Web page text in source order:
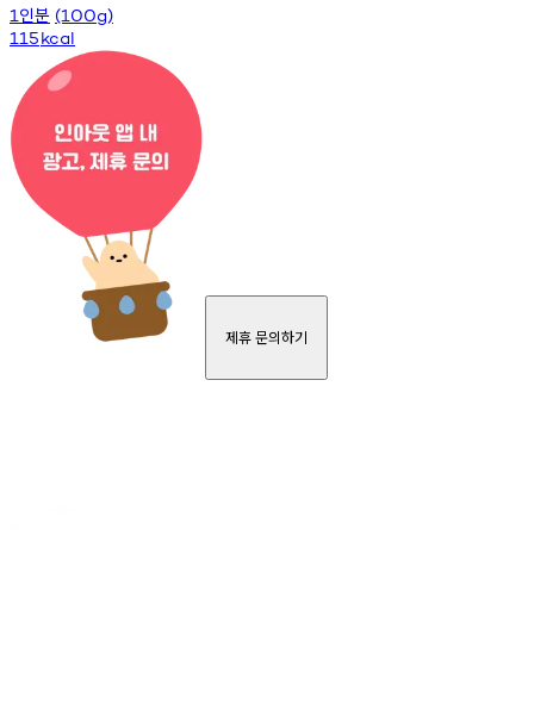
1 인분 (100g)
115kcal
제휴 문의하기